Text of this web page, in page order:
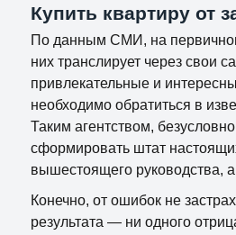
Купить квартиру от
По данным СМИ, на
них транслирует через свои
привлекательные и
необходимо обратиться в
Таким агентством,
сформировать штат
вышестоящего руководства,
Конечно, от ошибок не
результата — ни одного